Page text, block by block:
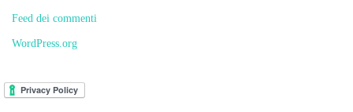
Feed dei commenti
WordPress.org